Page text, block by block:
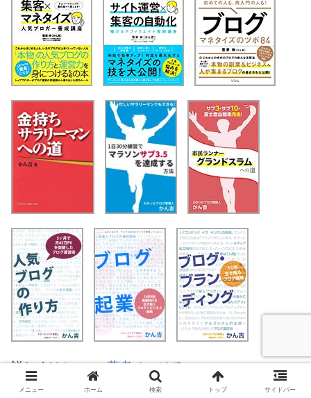
詳しくはAmazon著者ページで。
メニュー ホーム 検索 トップ サイドバー